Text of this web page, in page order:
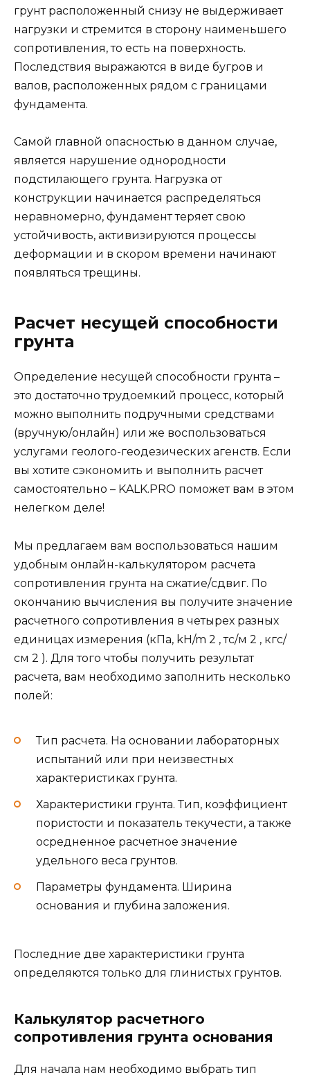
грунт расположенный снизу не выдерживает
нагрузки и стремится в сторону наименьшего
сопротивления, то есть на поверхность.
Последствия выражаются в виде бугров и
валов, расположенных рядом с границами
фундамента.
Самой главной опасностью в данном случае,
является нарушение однородности
подстилающего грунта. Нагрузка от
конструкции начинается распределяться
неравномерно, фундамент теряет свою
устойчивость, активизируются процессы
деформации и в скором времени начинают
появляться трещины.
Расчет несущей способности
грунта
Определение несущей способности грунта –
это достаточно трудоемкий процесс, который
можно выполнить подручными средствами
(вручную/онлайн) или же воспользоваться
услугами геолого-геодезических агенств. Если
вы хотите сэкономить и выполнить расчет
самостоятельно – KALK.PRO поможет вам в этом
нелегком деле!
Мы предлагаем вам воспользоваться нашим
удобным онлайн-калькулятором расчета
сопротивления грунта на сжатие/сдвиг. По
окончанию вычисления вы получите значение
расчетного сопротивления в четырех разных
единицах измерения (кПа, kH/m 2 , тс/м 2 , кгс/
см 2 ). Для того чтобы получить результат
расчета, вам необходимо заполнить несколько
полей:
Тип расчета. На основании лабораторных
испытаний или при неизвестных
характеристиках грунта.
Характеристики грунта. Тип, коэффициент
пористости и показатель текучести, а также
осредненное расчетное значение
удельного веса грунтов.
Параметры фундамента. Ширина
основания и глубина заложения.
Последние две характеристики грунта
определяются только для глинистых грунтов.
Калькулятор расчетного
сопротивления грунта основания
Для начала нам необходимо выбрать тип